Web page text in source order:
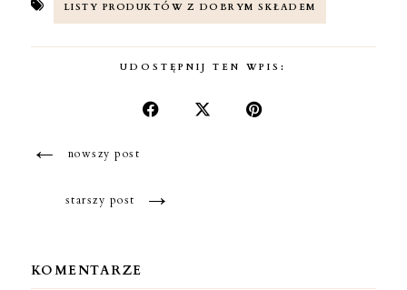
LISTY PRODUKTÓW Z DOBRYM SKŁADEM
UDOSTĘPNIJ TEN WPIS:
← nowszy post
starszy post →
KOMENTARZE